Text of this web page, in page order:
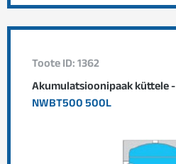
Toote ID: 1362
Akumulatsioonipaak küttele
NWBT500 500L